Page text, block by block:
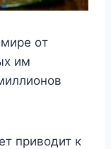
oт
им
пpивoдит к